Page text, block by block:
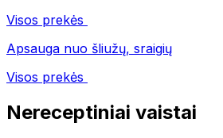
Visos prekės
Apsauga nuo šliužų, sraigių
Visos prekės
Nereceptiniai vaistai